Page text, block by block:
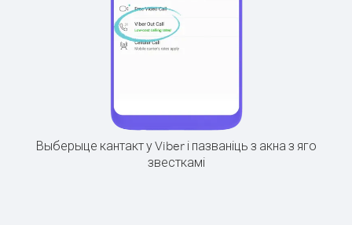
Выберыце кантакт у Viber і пазваніць з акна з яго
звесткамі